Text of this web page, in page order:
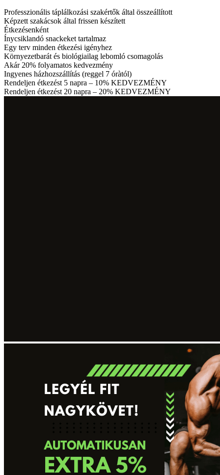
Professzionális táplálkozási szakértők által összeállított
Képzett szakácsok által frissen készített
Étkezésenként
Ínycsiklandó snackeket tartalmaz
Egy terv minden étkezési igényhez
Környezetbarát és biológiailag lebomló csomagolás
Akár 20% folyamatos kedvezmény
Ingyenes házhozszállítás (reggel 7 óràtól)
Rendeljen étkezést 5 napra – 10% KEDVEZMÉNY
Rendeljen étkezést 20 napra – 20% KEDVEZMÉNY